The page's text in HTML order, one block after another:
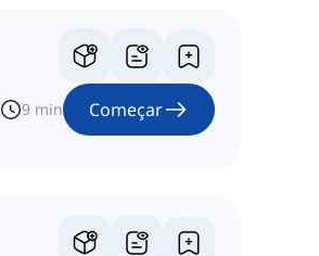
9 min Começar